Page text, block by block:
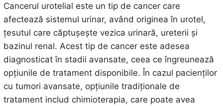
Cancerul urotelial este un tip de cancer care
afectează sistemul urinar, având originea în urotel,
țesutul care căptușește vezica urinară, ureterii și
bazinul renal. Acest tip de cancer este adesea
diagnosticat în stadii avansate, ceea ce îngreunează
opțiunile de tratament disponibile. În cazul pacienților
cu tumori avansate, opțiunile tradiționale de
tratament includ chimioterapia, care poate avea